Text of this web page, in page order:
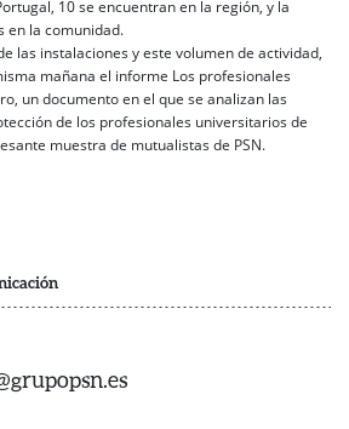
10 se encuentran en la región, y la
en la comunidad.
las instalaciones y este volumen de actividad,
mañana el informe Los profesionales
un documento en el que se analizan las
de los profesionales universitarios de
muestra de mutualistas de PSN.